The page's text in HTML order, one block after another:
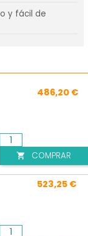
y fácil de
486,20 €
 COMPRAR
523,25 €